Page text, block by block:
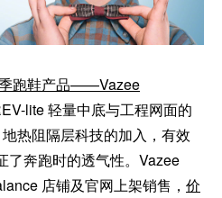
跑鞋产品——Vazee
lite 轻量中底与工程网面的
热阻隔层科技的加入，有效
了奔跑时的透气性。Vazee
店铺及官网上架销售， 价